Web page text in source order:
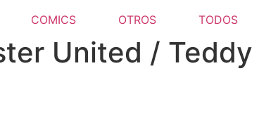
COMICS OTROS TODOS
United / Teddy